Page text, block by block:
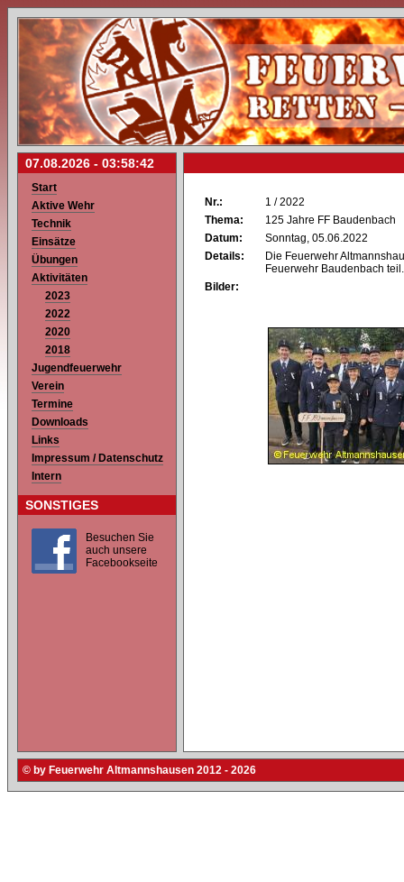
07.08.2026 - 03:58:42
Start
Aktive Wehr
Technik
Einsätze
Übungen
Aktivitäten
2023
2022
2020
2018
Jugendfeuerwehr
Verein
Termine
Downloads
Links
Impressum / Datenschutz
Intern
SONSTIGES
Besuchen Sie
auch unsere
Facebookseite
Nr.:
1 / 2022
Thema:
125 Jahre FF Baudenbach
Datum:
Sonntag, 05.06.2022
Details:
Die Feuerwehr
Feuerwehr Baudenbach teil.
Bilder:
© by Feuerwehr Altmannshausen 2012 - 2026